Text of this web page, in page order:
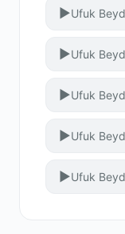
▶Ufuk
▶Ufuk
▶Ufuk
▶Ufuk
▶Ufuk